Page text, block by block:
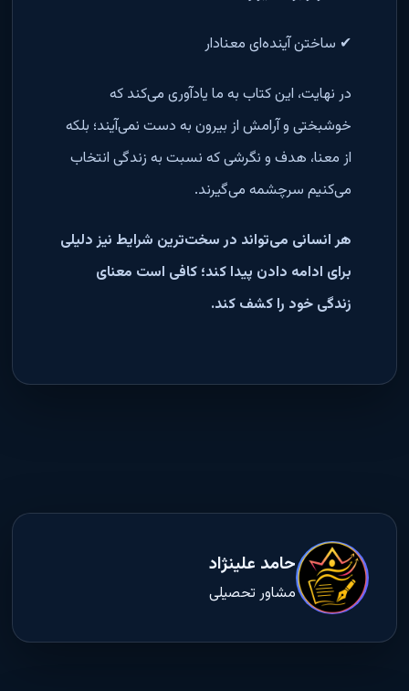
✔ ساختن آینده‌ای معنادار
در نهایت، این کتاب به ما یادآوری می‌کند که
خوشبختی و آرامش از بیرون به دست نمی‌آیند؛ بلکه
از معنا، هدف و نگرشی که نسبت به زندگی انتخاب
می‌کنیم سرچشمه می‌گیرند.
هر انسانی می‌تواند در سخت‌ترین شرایط نیز دلیلی
برای ادامه دادن پیدا کند؛ کافی است معنای
زندگی خود را کشف کند.
حامد علینژاد
مشاور تحصیلی